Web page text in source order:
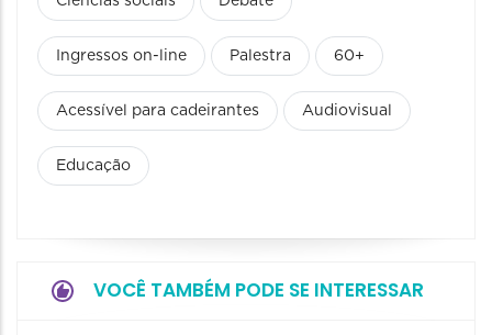
Ingressos on-line Palestra 60+
Acessível para cadeirantes Audiovisual
Educação
VOCÊ TAMBÉM PODE SE INTERESSAR